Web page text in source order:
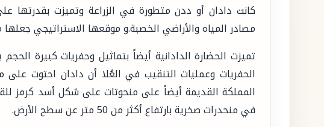
كانت دادان أو ددن متطورة في الزراعة وتميزت بقدرتها
مصادر المياه والأراضي الخصبة.و موقعها الاستراتيجي جعلها
الحفريات وعمليات التنقيب في العُلا أن دادان احتوت
المملكة القديمة أيضاً على منحوتات على شكل أسد كرمز
في منحدرات صخرية بارتفاع أكثر من 50 متر عن سطح الأرض.